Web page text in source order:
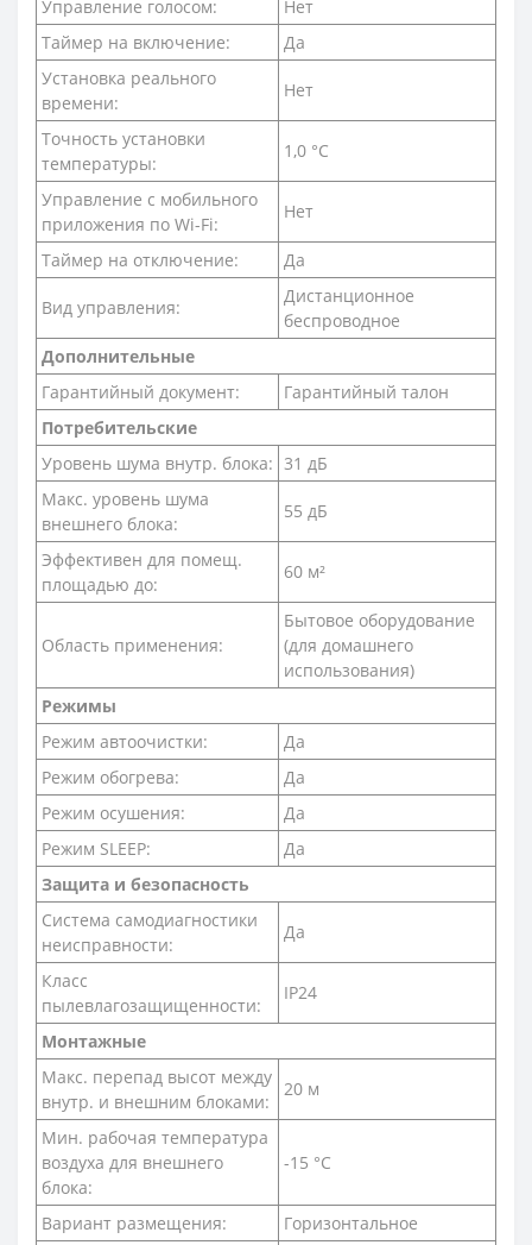
Управление голосом:
Нет
Таймер на включение:
Да
Установка реального
времени:
Нет
Точность установки
температуры:
1,0 °С
Управление c мобильного
приложения по Wi-Fi:
Нет
Таймер на отключение: Да
Вид управления:
Дистанционное
беспроводное
Дополнительные
Гарантийный документ:
Гарантийный талон
Потребительские
Уровень шума внутр. блока: 31 дБ
Макс. уровень шума
внешнего блока:
55 дБ
Эффективен для помещ.
площадью до:
60 м²
Область применения:
Бытовое оборудование
(для домашнего
использования)
Режимы
Режим автоочистки:
Да
Режим обогрева:
Да
Режим осушения:
Да
Режим SLEEP:
Да
Защита и безопасность
Система самодиагностики
неисправности:
Да
Класс
пылевлагозащищенности:
IP24
Монтажные
Макс. перепад высот между
внутр. и внешним блоками:
20 м
Мин. рабочая температура
воздуха для внешнего
блока:
-15 °С
Вариант размещения:
Горизонтальное